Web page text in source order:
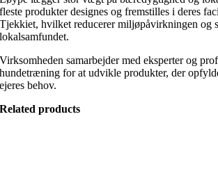
fleste produkter designes og fremstilles i deres
Tjekkiet, hvilket reducerer miljøpåvirkningen og
lokalsamfundet.
Virksomheden samarbejder med eksperter og
hundetræning for at udvikle produkter, der
ejeres behov.
Related products